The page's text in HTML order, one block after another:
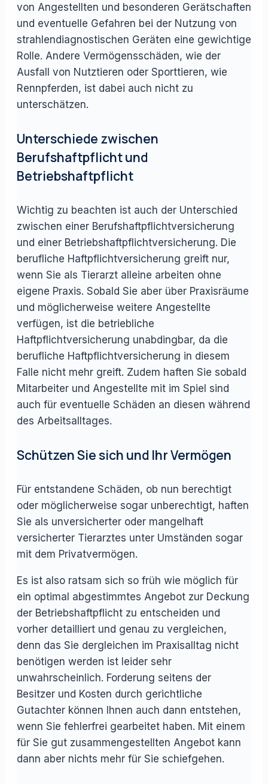
von Angestellten und besonderen Gerätschaften
und eventuelle Gefahren bei der Nutzung von
strahlendiagnostischen Geräten eine gewichtige
Rolle. Andere Vermögensschäden, wie der
Ausfall von Nutztieren oder Sporttieren, wie
Rennpferden, ist dabei auch nicht zu
unterschätzen.
Unterschiede zwischen
Berufshaftpflicht und
Betriebshaftpflicht
Wichtig zu beachten ist auch der Unterschied
zwischen einer Berufshaftpflichtversicherung
und einer Betriebshaftpflichtversicherung. Die
berufliche Haftpflichtversicherung greift nur,
wenn Sie als Tierarzt alleine arbeiten ohne
eigene Praxis. Sobald Sie aber über Praxisräume
und möglicherweise weitere Angestellte
verfügen, ist die betriebliche
Haftpflichtversicherung unabdingbar, da die
berufliche Haftpflichtversicherung in diesem
Falle nicht mehr greift. Zudem haften Sie sobald
Mitarbeiter und Angestellte mit im Spiel sind
auch für eventuelle Schäden an diesen während
des Arbeitsalltages.
Schützen Sie sich und Ihr Vermögen
Für entstandene Schäden, ob nun berechtigt
oder möglicherweise sogar unberechtigt, haften
Sie als unversicherter oder mangelhaft
versicherter Tierarztes unter Umständen sogar
mit dem Privatvermögen.
Es ist also ratsam sich so früh wie möglich für
ein optimal abgestimmtes Angebot zur Deckung
der Betriebshaftpflicht zu entscheiden und
vorher detailliert und genau zu vergleichen,
denn das Sie dergleichen im Praxisalltag nicht
benötigen werden ist leider sehr
unwahrscheinlich. Forderung seitens der
Besitzer und Kosten durch gerichtliche
Gutachter können Ihnen auch dann entstehen,
wenn Sie fehlerfrei gearbeitet haben. Mit einem
für Sie gut zusammengestellten Angebot kann
dann aber nichts mehr für Sie schiefgehen.